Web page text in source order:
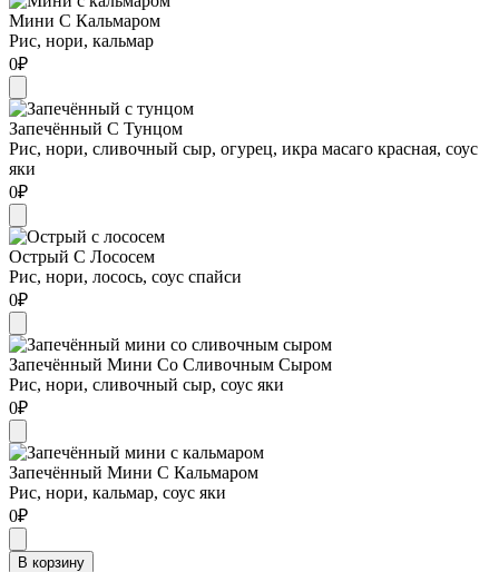
Мини С Кальмаром
Рис, нори, кальмар
0₽
Запечённый С Тунцом
Рис, нори, сливочный сыр, огурец, икра масаго красная, соус
яки
0₽
Острый С Лососем
Рис, нори, лосось, соус спайси
0₽
Запечённый Мини Со Сливочным Сыром
Рис, нори, сливочный сыр, соус яки
0₽
Запечённый Мини С Кальмаром
Рис, нори, кальмар, соус яки
0₽
В корзину